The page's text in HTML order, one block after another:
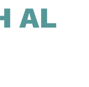
AL